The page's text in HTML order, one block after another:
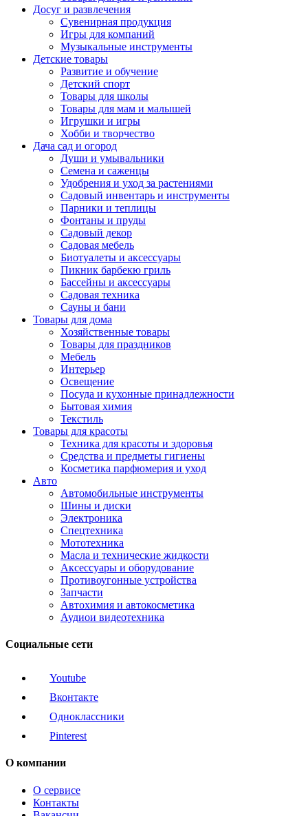
Досуг и развлечения
Сувенирная продукция
Игры для компаний
Музыкальные инструменты
Детские товары
Развитие и обучение
Детский спорт
Товары для школы
Товары для мам и малышей
Игрушки и игры
Хобби и творчество
Дача сад и огород
Души и умывальники
Семена и саженцы
Удобрения и уход за растениями
Садовый инвентарь и инструменты
Парники и теплицы
Фонтаны и пруды
Садовый декор
Садовая мебель
Биотуалеты и аксессуары
Пикник барбекю гриль
Бассейны и аксессуары
Садовая техника
Сауны и бани
Товары для дома
Хозяйственные товары
Товары для праздников
Мебель
Интерьер
Освещение
Посуда и кухонные принадлежности
Бытовая химия
Текстиль
Товары для красоты
Техника для красоты и здоровья
Средства и предметы гигиены
Косметика парфюмерия и уход
Авто
Автомобильные инструменты
Шины и диски
Электроника
Спецтехника
Мототехника
Масла и технические жидкости
Аксессуары и оборудование
Противоугонные устройства
Запчасти
Автохимия и автокосметика
Аудиои видеотехника
Социальные сети
Youtube
Вконтакте
Одноклассники
Pinterest
О компании
О сервисе
Контакты